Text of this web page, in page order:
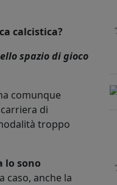
calcistica?
spazio di gioco
comunque
di
troppo
lo sono
caso, anche la